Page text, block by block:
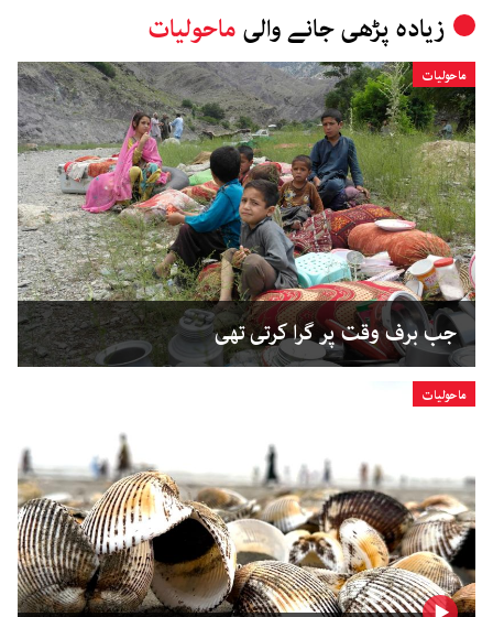
زیادہ پڑھی جانے والی ماحولیات
ماحولیات
جب برف وقت پر گرا کرتی تھی
ماحولیات